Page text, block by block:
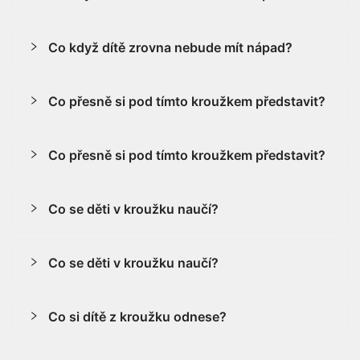
Co když dítě zrovna nebude mít nápad?
Co přesně si pod tímto kroužkem představit?
Co přesně si pod tímto kroužkem představit?
Co se děti v kroužku naučí?
Co se děti v kroužku naučí?
Co si dítě z kroužku odnese?